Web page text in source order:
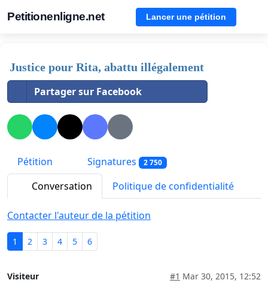
Petitionenligne.net Lancer une pétition
Justice pour Rita, abattu illégalement
Partager sur Facebook
Pétition Signatures 2 750
Conversation Politique de confidentialité
Contacter l'auteur de la pétition
1 2 3 4 5 6
Visiteur #1 Mar 30, 2015, 12:52